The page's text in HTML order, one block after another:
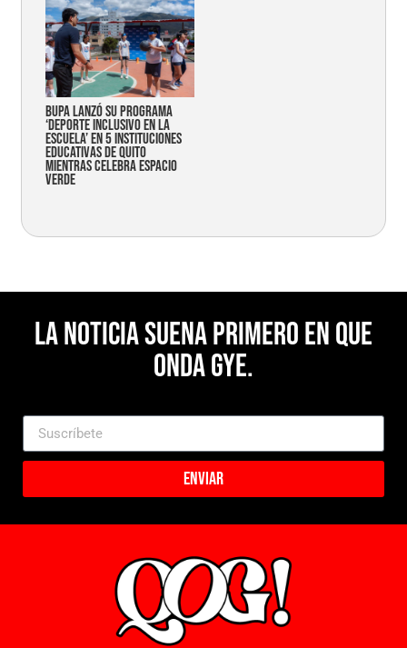
Bupa lanzó su programa
‘Deporte Inclusivo en la
Escuela’ en 5 instituciones
educativas de Quito
mientras celebra espacio
verde
La noticia suena primero en Que
Onda Gye.
Enviar